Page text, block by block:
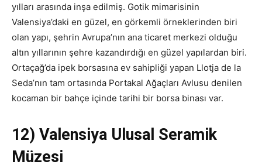
yılları arasında inşa edilmiş. Gotik mimarisinin
Valensiya’daki en güzel, en görkemli örneklerinden biri
olan yapı, şehrin Avrupa’nın ana ticaret merkezi olduğu
altın yıllarının şehre kazandırdığı en güzel yapılardan biri.
Ortaçağ’da ipek borsasına ev sahipliği yapan Llotja de la
Seda’nın tam ortasında Portakal Ağaçları Avlusu denilen
kocaman bir bahçe içinde tarihi bir borsa binası var.
12) Valensiya Ulusal Seramik
Müzesi